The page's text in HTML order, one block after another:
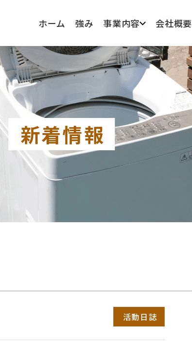
ホーム 強み 事業内容 会社概要
新着情報
活動日誌